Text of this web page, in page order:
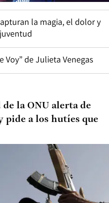
la magia, el dolor y
Voy” de Julieta Venegas
la ONU alerta de
pide a los hutíes que